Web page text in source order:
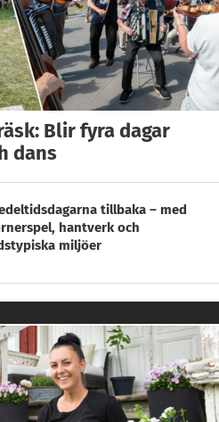
Blir fyra dagar
dans
tillbaka – med
hantverk och
miljöer